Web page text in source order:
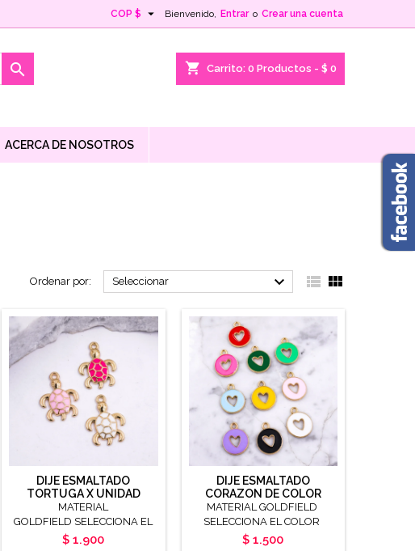
Bienvenido, Entrar o Crear una cuenta
COP $ 
shopping_cart Carrito: 0 Productos - $ 0

ACERCA DE NOSOTROS
Ordenar por: Seleccionar   
DIJE ESMALTADO
TORTUGA X UNIDAD
MATERIAL
GOLDFIELD SELECCIONA EL
COLORTAMAÑO 20MM
Precio
$ 1.900
DIJE ESMALTADO
CORAZON DE COLOR
MATERIAL GOLDFIELD
SELECCIONA EL COLOR
TAMAÑO 15MM
Precio
$ 1.500